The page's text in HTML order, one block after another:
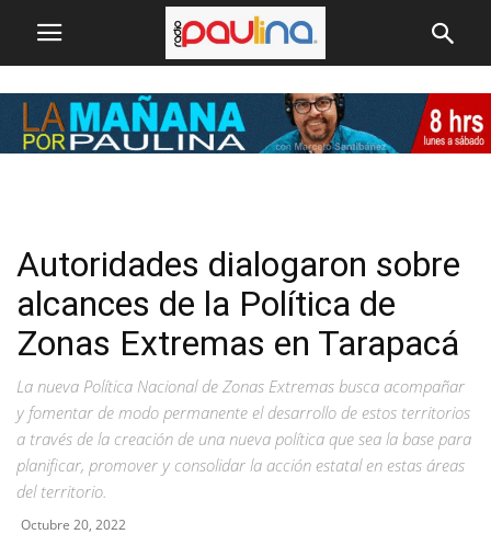
Autoridades dialogaron sobre
alcances de la Política de
Zonas Extremas en Tarapacá
La nueva Política Nacional de Zonas Extremas busca acompañar
y fomentar de modo permanente el desarrollo de estos territorios
a través de la creación de una nueva política que sea la base para
planificar, promover y consolidar la acción estatal en estas áreas
del territorio.
Octubre 20, 2022